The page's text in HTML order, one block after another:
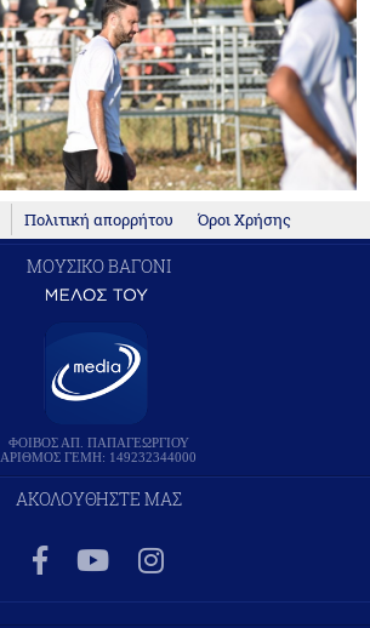
Πολιτική απορρήτου Όροι Χρήσης
ΜΟΥΣΙΚΟ ΒΑΓΟΝΙ
ΦΟΙΒΟΣ ΑΠ. ΠΑΠΑΓΕΩΡΓΙΟΥ
ΑΡΙΘΜΟΣ ΓΕΜΗ: 149232344000
ΑΚΟΛΟΥΘΗΣΤΕ ΜΑΣ